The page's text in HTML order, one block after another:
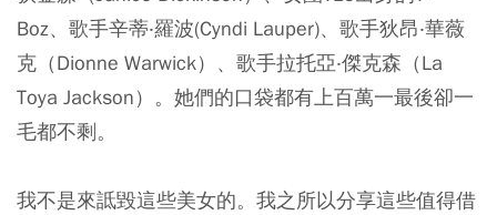
Boz、歌手辛蒂‧羅波(Cyndi Lauper)、歌手狄昂‧華薇
克（Dionne Warwick）、歌手拉托亞‧傑克森（La
Toya Jackson）。她們的口袋都有上百萬一最後卻一
毛都不剩。
我不是來詆毀這些美女的。我之所以分享這些值得借